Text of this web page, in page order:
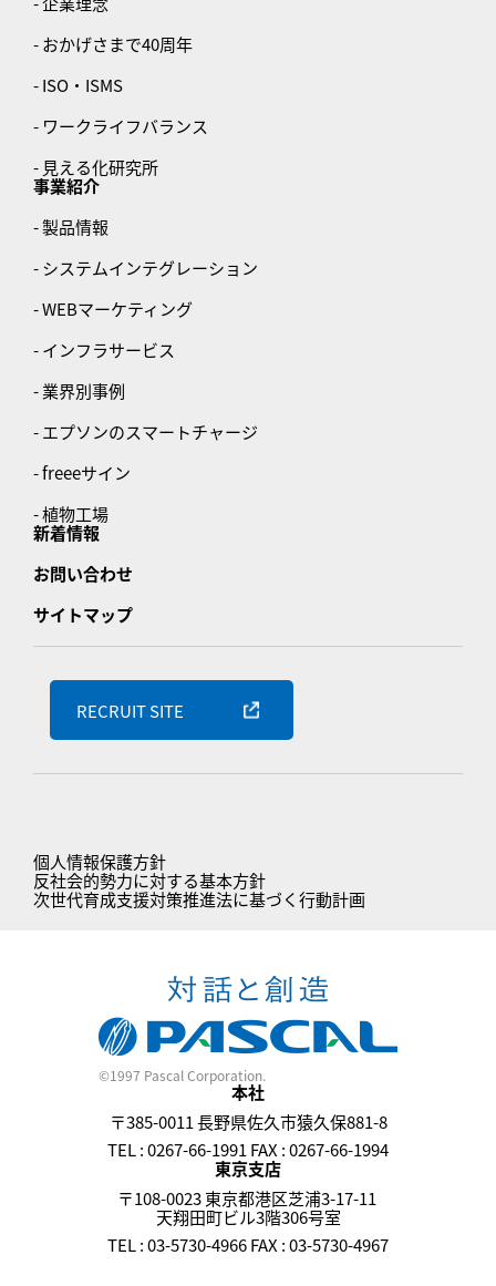
- おかげさまで40周年
- ISO・ISMS
- ワークライフバランス
- 見える化研究所
事業紹介
- 製品情報
- システムインテグレーション
- WEBマーケティング
- インフラサービス
- 業界別事例
- エプソンのスマートチャージ
- freeeサイン
- 植物工場
新着情報
お問い合わせ
サイトマップ
RECRUIT SITE
個人情報保護方針
反社会的勢力に対する基本方針
次世代育成支援対策推進法に基づく行動計画
©1997 Pascal Corporation.
本社
〒385-0011 長野県佐久市猿久保881-8
TEL : 0267-66-1991 FAX : 0267-66-1994
東京支店
〒108-0023 東京都港区芝浦3-17-11
天翔田町ビル3階306号室
TEL : 03-5730-4966 FAX : 03-5730-4967